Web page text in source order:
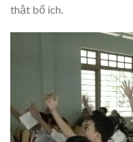
thật bổ ích.